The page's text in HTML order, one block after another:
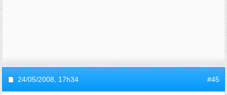
24/05/2008, 17h34 #45